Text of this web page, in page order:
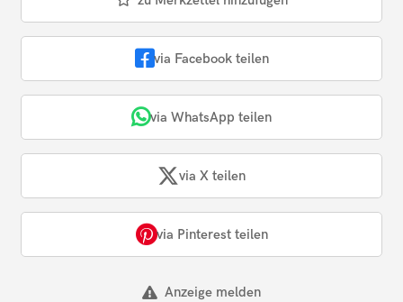
via Facebook teilen
via WhatsApp teilen
via X teilen
via Pinterest teilen
Anzeige melden